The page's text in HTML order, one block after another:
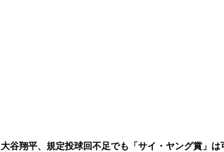
大谷翔平、規定投球回不足でも「サイ・ヤング賞」